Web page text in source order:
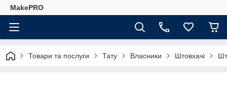
MakePRO
Товари та послуги Тату Власники Штовхачі